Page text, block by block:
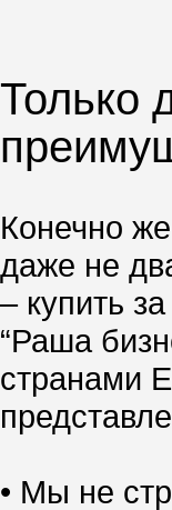
Только
Конечно
даже не
– купить
“Раша
странами
• Мы не